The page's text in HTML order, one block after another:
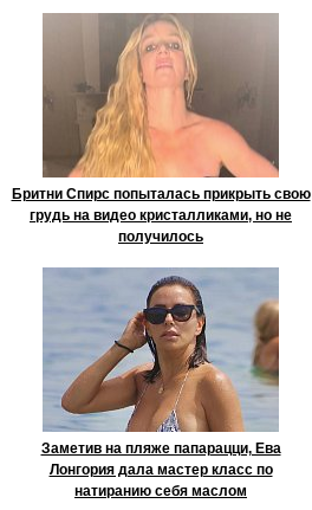
Бритни Спирс попыталась прикрыть свою
грудь на видео кристалликами, но не
получилось
Заметив на пляже папарацци, Ева
Лонгория дала мастер класс по
натиранию себя маслом